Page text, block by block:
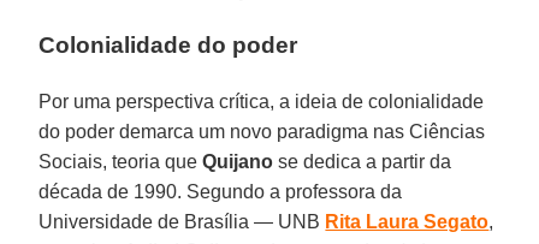
Colonialidade do poder
Por uma perspectiva crítica, a ideia de colonialidade
do poder demarca um novo paradigma nas Ciências
Sociais, teoria queQuijano se dedica a partir da
década de 1990. Segundo a professora da
Universidade de Brasília — UNB Rita Laura Segato,